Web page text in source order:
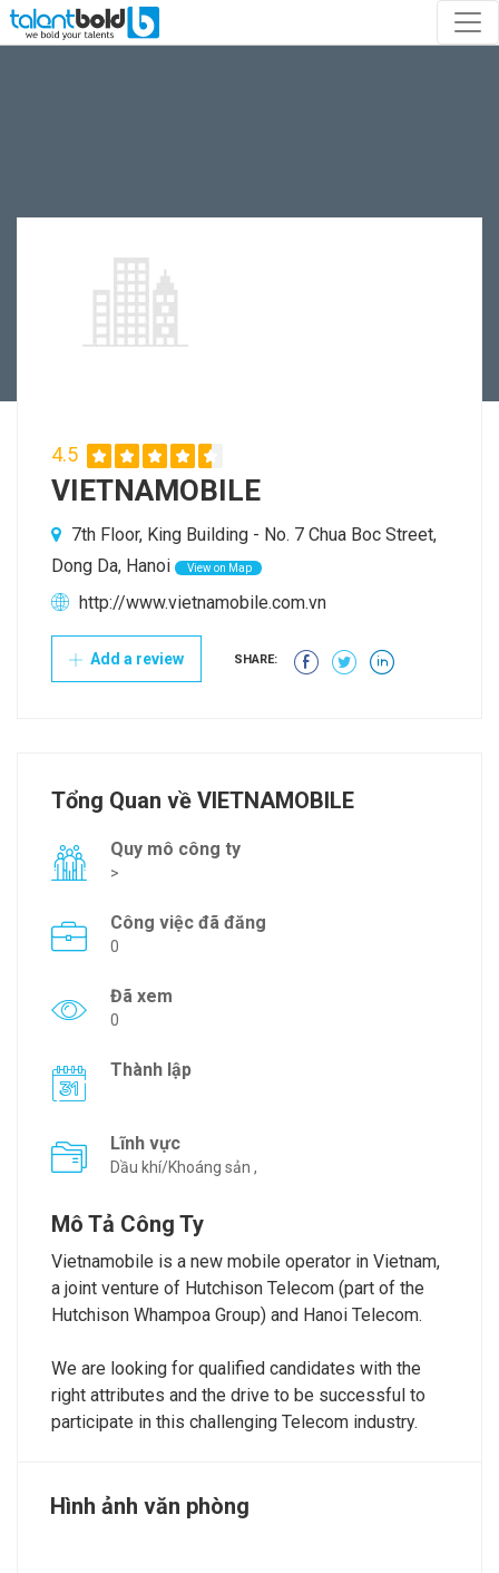
4.5
VIETNAMOBILE
7th Floor, King Building - No. 7 Chua Boc Street,
Dong Da, Hanoi
View on Map
http://www.vietnamobile.com.vn
Add a review SHARE:
Tổng Quan về VIETNAMOBILE
Quy mô công ty
>
Công việc đã đăng
0
Đã xem
0
Thành lập
Lĩnh vực
Dầu khí/Khoáng sản ,
Mô Tả Công Ty
Vietnamobile is a new mobile operator in Vietnam,
a joint venture of Hutchison Telecom (part of the
Hutchison Whampoa Group) and Hanoi Telecom.
We are looking for qualified candidates with the
right attributes and the drive to be successful to
participate in this challenging Telecom industry.
Hình ảnh văn phòng